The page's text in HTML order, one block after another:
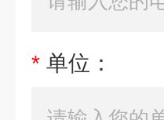
* 单位：